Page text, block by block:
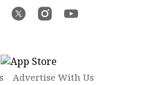
Advertise With Us